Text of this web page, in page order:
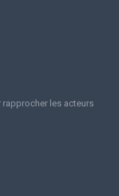
les acteurs